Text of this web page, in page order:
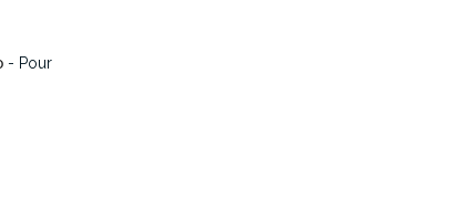
- Pour